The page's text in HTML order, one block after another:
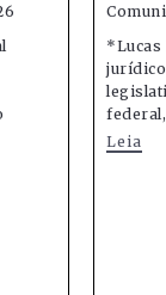
*Lucas
Leia